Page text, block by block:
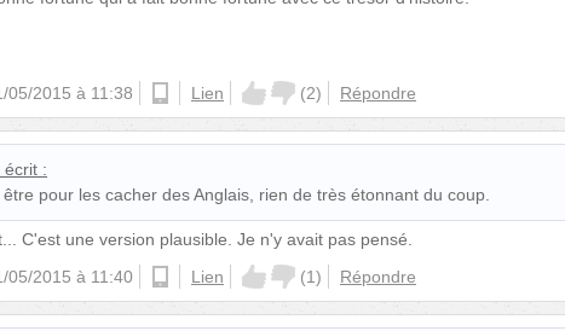
05/2015 à 11:38 androidLien (2) Répondre
écrit :
pour les cacher des Anglais, rien de très étonnant du coup.
C'est une version plausible. Je n'y avait pas pensé.
05/2015 à 11:40 Lien (1) Répondre